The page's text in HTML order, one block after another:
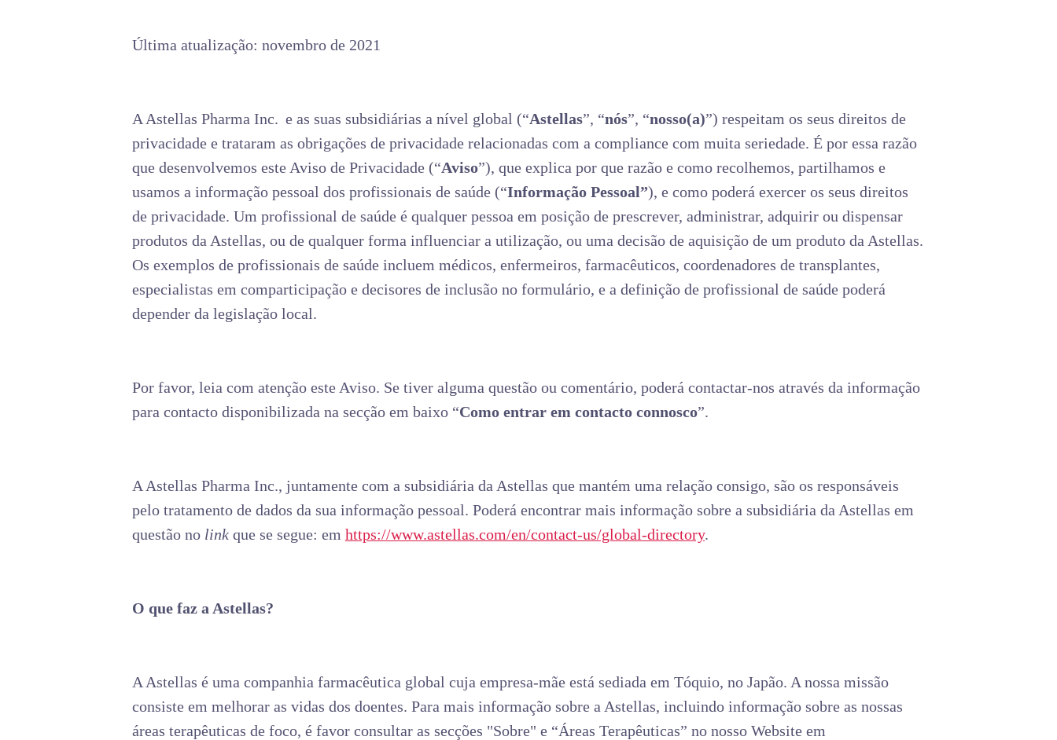
Última atualização: novembro de 2021
A Astellas Pharma Inc. e as suas subsidiárias a nível global (“Astellas”, “nós”, “nosso(a)”) respeitam os seus direitos de
privacidade e trataram as obrigações de privacidade relacionadas com a compliance com muita seriedade. É por essa razão
que desenvolvemos este Aviso de Privacidade (“Aviso”), que explica por que razão e como recolhemos, partilhamos e
usamos a informação pessoal dos profissionais de saúde (“Informação Pessoal”), e como poderá exercer os seus direitos
de privacidade. Um profissional de saúde é qualquer pessoa em posição de prescrever, administrar, adquirir ou dispensar
produtos da Astellas, ou de qualquer forma influenciar a utilização, ou uma decisão de aquisição de um produto da Astellas.
Os exemplos de profissionais de saúde incluem médicos, enfermeiros, farmacêuticos, coordenadores de transplantes,
especialistas em comparticipação e decisores de inclusão no formulário, e a definição de profissional de saúde poderá
depender da legislação local.
Por favor, leia com atenção este Aviso. Se tiver alguma questão ou comentário, poderá contactar-nos através da informação
para contacto disponibilizada na secção em baixo “Como entrar em contacto connosco”.
A Astellas Pharma Inc., juntamente com a subsidiária da Astellas que mantém uma relação consigo, são os responsáveis
pelo tratamento de dados da sua informação pessoal. Poderá encontrar mais informação sobre a subsidiária da Astellas em
questão no linkque se segue: em https://www.astellas.com/en/contact-us/global-directory.
O que faz a Astellas?
A Astellas é uma companhia farmacêutica global cuja empresa-mãe está sediada em Tóquio, no Japão. A nossa missão
consiste em melhorar as vidas dos doentes. Para mais informação sobre a Astellas, incluindo informação sobre as nossas
áreas terapêuticas de foco, é favor consultar as secções "Sobre" e “Áreas Terapêuticas” no nosso Website em